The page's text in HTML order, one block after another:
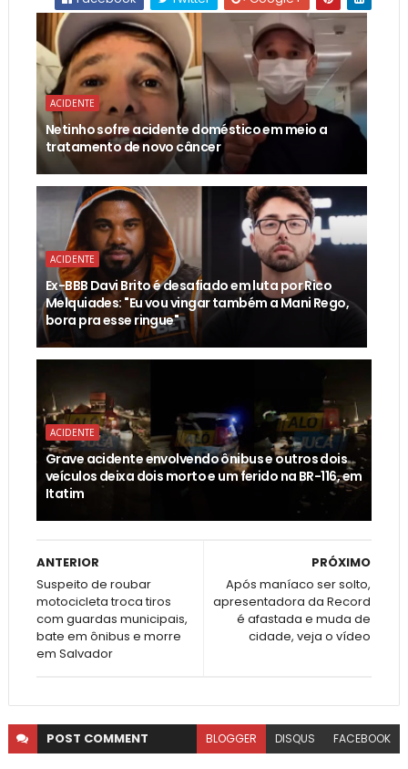
ACIDENTE
Netinho sofre acidente doméstico em meio a
tratamento de novo câncer
ACIDENTE
Ex-BBB Davi Brito é desafiado em luta por Rico
Melquiades: "Eu vou vingar também a Mani Rego,
bora pra esse ringue"
ACIDENTE
Grave acidente envolvendo ônibus e outros dois
veículos deixa dois morto e um ferido na BR-116, em
Itatim
PRÓXIMO
Após maníaco ser solto,
apresentadora da Record
é afastada e muda de
cidade, veja o vídeo
ANTERIOR
Suspeito de roubar
motocicleta troca tiros
com guardas municipais,
bate em ônibus e morre
em Salvador
POST COMMENT BLOGGER DISQUS FACEBOOK